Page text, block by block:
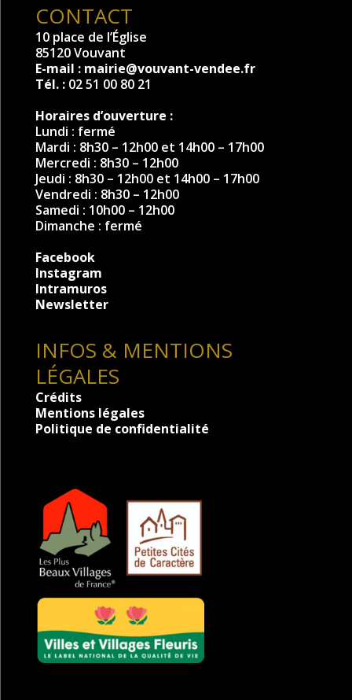
CONTACT
10 place de l’Église
85120 Vouvant
E-mail : mairie@vouvant-vendee.fr
Tél. : 02 51 00 80 21
Horaires d’ouverture :
Lundi : fermé
Mardi : 8h30 – 12h00 et 14h00 – 17h00
Mercredi : 8h30 – 12h00
Jeudi : 8h30 – 12h00 et 14h00 – 17h00
Vendredi : 8h30 – 12h00
Samedi : 10h00 – 12h00
Dimanche : fermé
Facebook
Instagram
Intramuros
Newsletter
INFOS & MENTIONS
LÉGALES
Crédits
Mentions légales
Politique de confidentialité